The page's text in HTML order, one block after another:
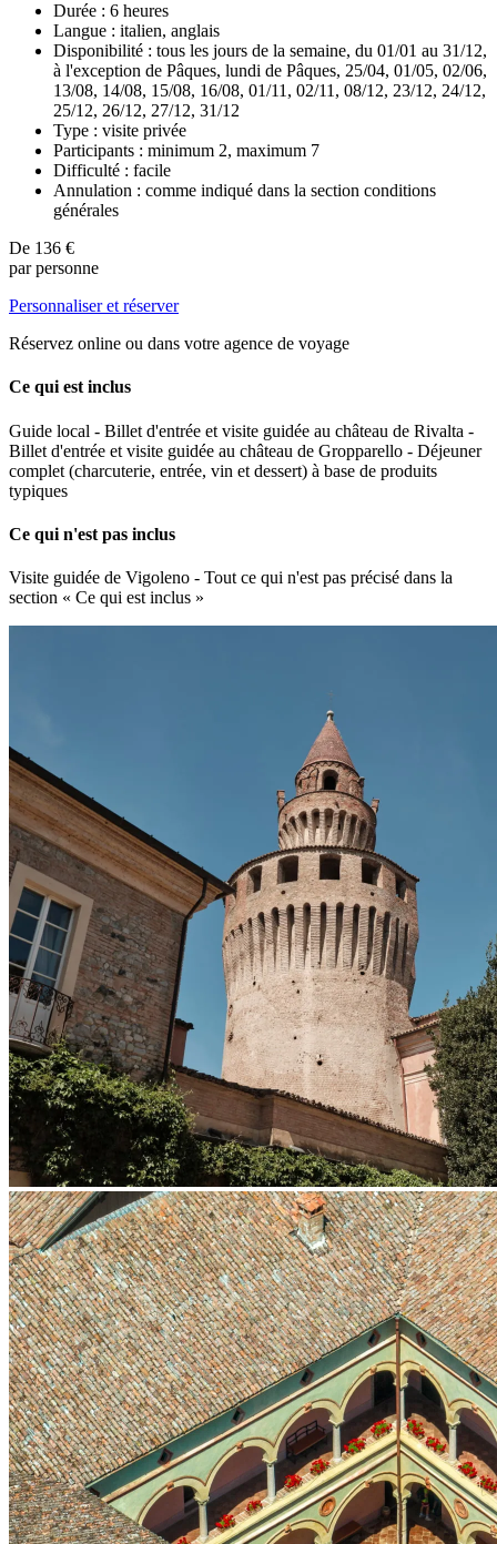
Durée : 6 heures
Langue : italien, anglais
Disponibilité : tous les jours de la semaine, du 01/01 au 31/12,
à l'exception de Pâques, lundi de Pâques, 25/04, 01/05, 02/06,
13/08, 14/08, 15/08, 16/08, 01/11, 02/11, 08/12, 23/12, 24/12,
25/12, 26/12, 27/12, 31/12
Type : visite privée
Participants : minimum 2, maximum 7
Difficulté : facile
Annulation : comme indiqué dans la section conditions
générales
De 136 €
par personne
Personnaliser et réserver
Réservez online ou dans votre agence de voyage
Ce qui est inclus
Guide local - Billet d'entrée et visite guidée au château de Rivalta -
Billet d'entrée et visite guidée au château de Gropparello - Déjeuner
complet (charcuterie, entrée, vin et dessert) à base de produits
typiques
Ce qui n'est pas inclus
Visite guidée de Vigoleno - Tout ce qui n'est pas précisé dans la
section « Ce qui est inclus »